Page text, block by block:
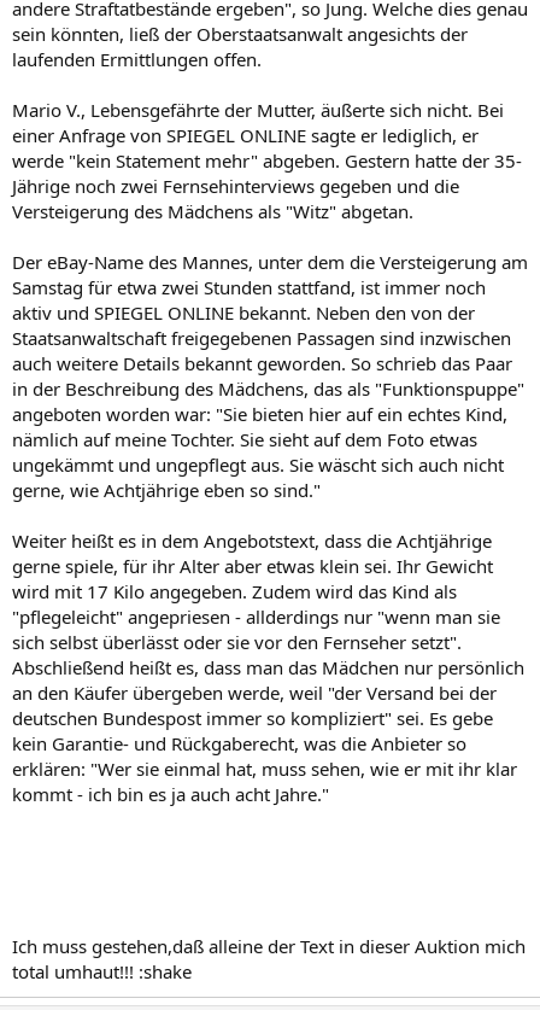
andere Straftatbestände ergeben", so Jung. Welche dies genau
sein könnten, ließ der Oberstaatsanwalt angesichts der
laufenden Ermittlungen offen.
Mario V., Lebensgefährte der Mutter, äußerte sich nicht. Bei
einer Anfrage von SPIEGEL ONLINE sagte er lediglich, er
werde "kein Statement mehr" abgeben. Gestern hatte der 35-
Jährige noch zwei Fernsehinterviews gegeben und die
Versteigerung des Mädchens als "Witz" abgetan.
Der eBay-Name des Mannes, unter dem die Versteigerung am
Samstag für etwa zwei Stunden stattfand, ist immer noch
aktiv und SPIEGEL ONLINE bekannt. Neben den von der
Staatsanwaltschaft freigegebenen Passagen sind inzwischen
auch weitere Details bekannt geworden. So schrieb das Paar
in der Beschreibung des Mädchens, das als "Funktionspuppe"
angeboten worden war: "Sie bieten hier auf ein echtes Kind,
nämlich auf meine Tochter. Sie sieht auf dem Foto etwas
ungekämmt und ungepflegt aus. Sie wäscht sich auch nicht
gerne, wie Achtjährige eben so sind."
Weiter heißt es in dem Angebotstext, dass die Achtjährige
gerne spiele, für ihr Alter aber etwas klein sei. Ihr Gewicht
wird mit 17 Kilo angegeben. Zudem wird das Kind als
"pflegeleicht" angepriesen - allderdings nur "wenn man sie
sich selbst überlässt oder sie vor den Fernseher setzt".
Abschließend heißt es, dass man das Mädchen nur persönlich
an den Käufer übergeben werde, weil "der Versand bei der
deutschen Bundespost immer so kompliziert" sei. Es gebe
kein Garantie- und Rückgaberecht, was die Anbieter so
erklären: "Wer sie einmal hat, muss sehen, wie er mit ihr klar
kommt - ich bin es ja auch acht Jahre."
Ich muss gestehen,daß alleine der Text in dieser Auktion mich
total umhaut!!! :shake